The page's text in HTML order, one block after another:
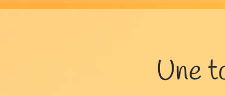
Une